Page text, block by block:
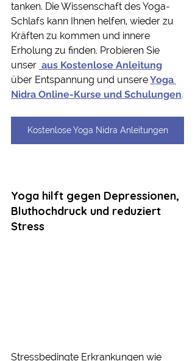
tanken. Die Wissenschaft des Yoga-
Schlafs kann Ihnen helfen, wieder zu
Kräften zu kommen und innere
Erholung zu finden. Probieren Sie
unser aus Kostenlose Anleitung
über Entspannung und unsereYoga
Nidra Online-Kurse und Schulungen.
Kostenlose Yoga Nidra Anleitungen
Yoga hilft gegen Depressionen,
Bluthochdruck und reduziert
Stress
Stressbedingte Erkrankungen wie